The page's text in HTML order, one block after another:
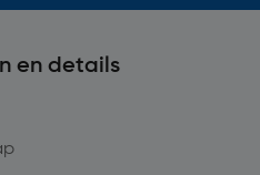
en details